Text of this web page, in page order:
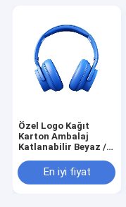
Özel Logo Kağıt
Karton Ambalaj
Katlanabilir Beyaz /
Makineli Hediye
Kutusu Kurdele
En iyi fiyat